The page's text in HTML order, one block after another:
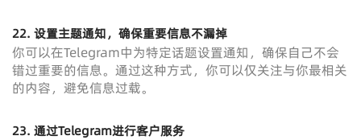
22. 设置主题通知，确保重要信息不漏掉
你可以在Telegram中为特定话题设置通知，确保自己不会
错过重要的信息。通过这种方式，你可以仅关注与你最相关
的内容，避免信息过载。
23. 通过Telegram进行客户服务